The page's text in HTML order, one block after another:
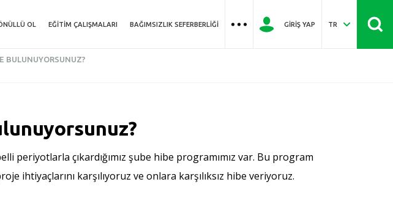
OL EĞITIM ÇALIŞMALARI BAĞIMSIZLIK SEFERBERLIĞI GIRIŞ YAP TR
BULUNUYORSUNUZ?
periyotlarla çıkardığımız şube hibe programımız var. Bu program
ihtiyaçlarını karşılıyoruz ve onlara karşılıksız hibe veriyoruz.